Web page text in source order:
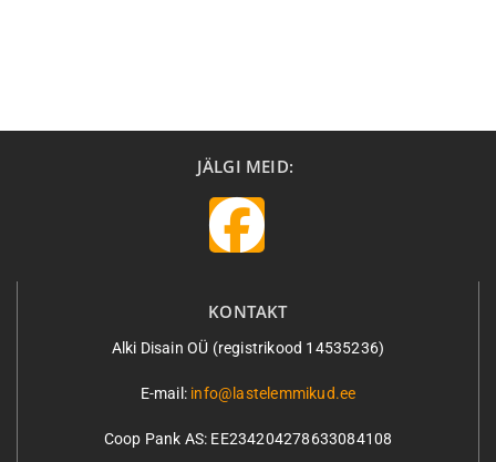
KONTAKT
Alki Disain OÜ (registrikood 14535236)
E-mail: info@lastelemmikud.ee
Coop Pank AS: EE234204278633084108
JÄLGI MEID: